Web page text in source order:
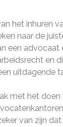
het inhuren
naar de
een advocaat
en
uitdagende
met het
van zijn